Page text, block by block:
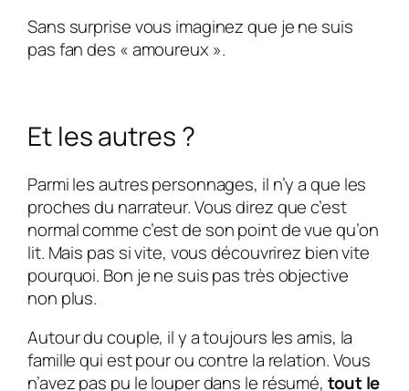
Sans surprise vous imaginez que je ne suis
pas fan des « amoureux ».
Et les autres ?
Parmi les autres personnages, il n’y a que les
proches du narrateur. Vous direz que c’est
normal comme c’est de son point de vue qu’on
lit. Mais pas si vite, vous découvrirez bien vite
pourquoi. Bon je ne suis pas très objective
non plus.
Autour du couple, il y a toujours les amis, la
famille qui est pour ou contre la relation. Vous
n’avez pas pu le louper dans le résumé, tout le